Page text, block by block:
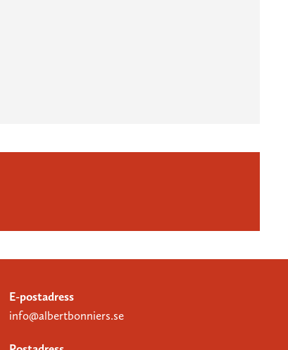
E-postadress
info@albertbonniers.se